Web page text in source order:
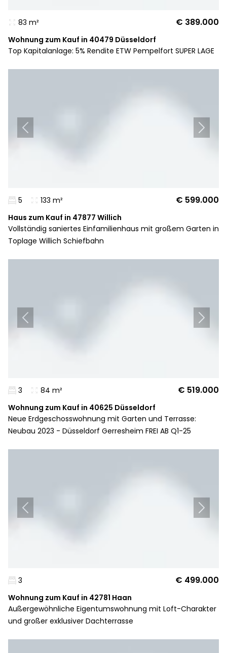
83 m² € 389.000
Wohnung zum Kauf in 40479 Düsseldorf
Top Kapitalanlage: 5% Rendite ETW Pempelfort SUPER LAGE
5 133 m² € 599.000
Haus zum Kauf in 47877 Willich
Vollständig saniertes Einfamilienhaus mit großem Garten in
Toplage Willich Schiefbahn
3 84 m² € 519.000
Wohnung zum Kauf in 40625 Düsseldorf
Neue Erdgeschosswohnung mit Garten und Terrasse:
Neubau 2023 - Düsseldorf Gerresheim FREI AB Q1-25
3 € 499.000
Wohnung zum Kauf in 42781 Haan
Außergewöhnliche Eigentumswohnung mit Loft-Charakter
und großer exklusiver Dachterrasse